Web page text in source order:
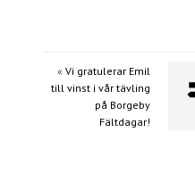
« Vi gratulerar Emil
till vinst i vår tävling
på Borgeby
Fältdagar!